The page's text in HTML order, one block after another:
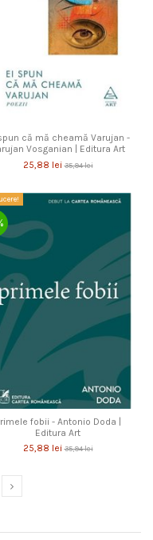
că mă cheamă Varujan -
Vosganian | Editura Art
25,88 lei35,94 lei
fobii - Antonio Doda |
Editura Art
25,88 lei35,94 lei